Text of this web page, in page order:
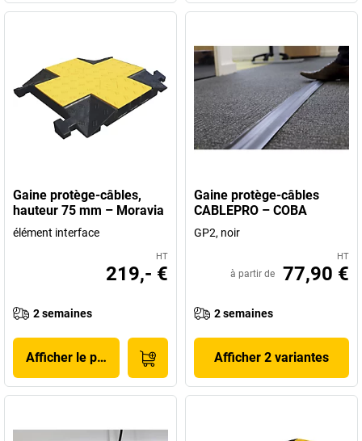
Gaine protège-câbles,
hauteur 75 mm – Moravia
élément interface
HT
219,- €
2 semaines
Afficher le produit
Gaine protège-câbles
CABLEPRO – COBA
GP2, noir
HT
à partir de 77,90 €
2 semaines
Afficher 2 variantes